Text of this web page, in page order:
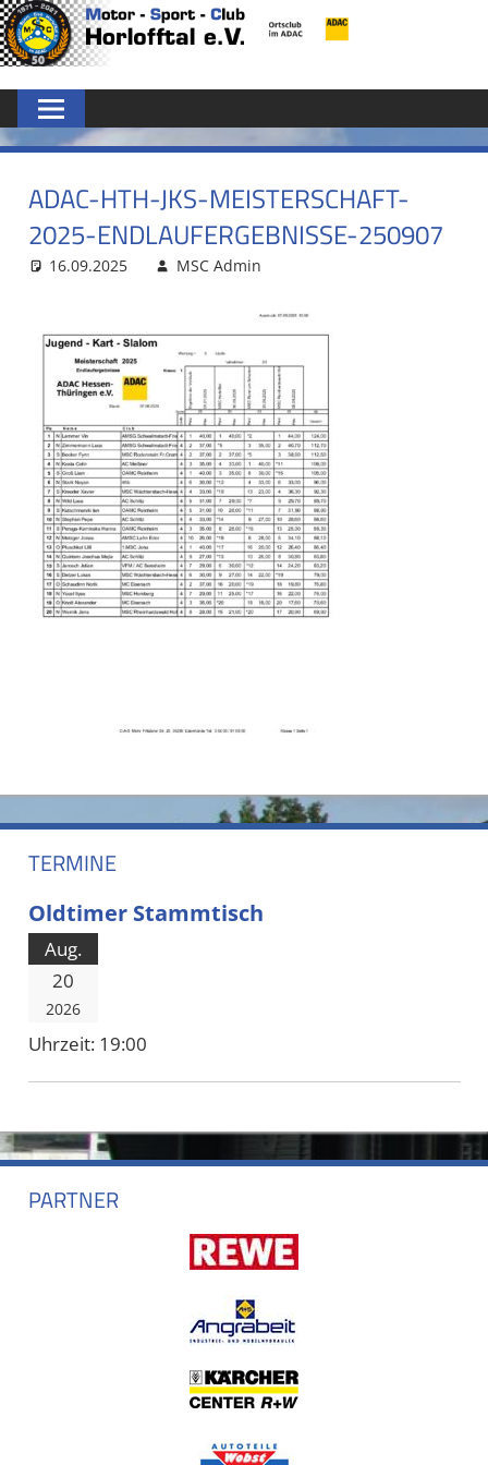
Zum
Inhalt
MSC
HORLOFFTAL
E.V.
ADAC-HTH-JKS-MEISTERSCHAFT-
2025-ENDLAUFERGEBNISSE-250907
16.09.2025 MSC Admin
TERMINE
Oldtimer Stammtisch
Aug.
20
2026
Uhrzeit: 19:00
PARTNER